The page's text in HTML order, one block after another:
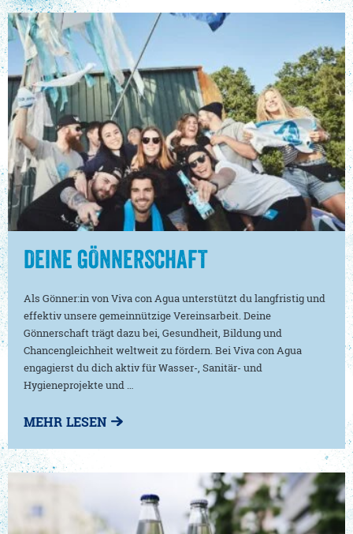
DEINE GÖNNERSCHAFT
Als Gönner:in von Viva con Agua unterstützt du langfristig und
effektiv unsere gemeinnützige Vereinsarbeit. Deine
Gönnerschaft trägt dazu bei, Gesundheit, Bildung und
Chancengleichheit weltweit zu fördern. Bei Viva con Agua
engagierst du dich aktiv für Wasser-, Sanitär- und
Hygieneprojekte und …
MEHR LESEN